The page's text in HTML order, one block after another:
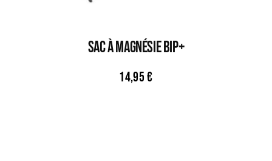
Sac À Magnésie BIP+
14,95€